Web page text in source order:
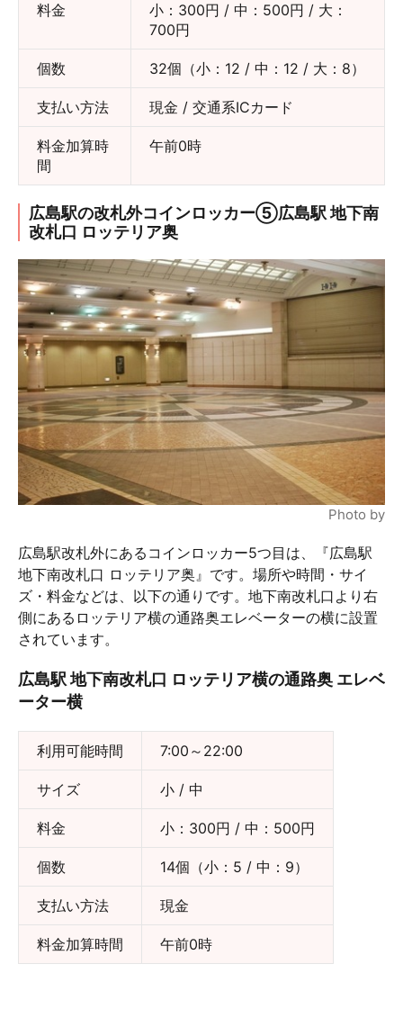
料金
小：300円 / 中：500円 / 大：
700円
個数 32個（小：12 / 中：12 / 大：8）
支払い方法 現金 / 交通系ICカード
料金加算時
間
午前0時
広島駅の改札外コインロッカー⑤広島駅 地下南
改札口 ロッテリア奥
Photo by
広島駅改札外にあるコインロッカー5つ目は、『広島駅
地下南改札口 ロッテリア奥』です。場所や時間・サイ
ズ・料金などは、以下の通りです。地下南改札口より右
側にあるロッテリア横の通路奥エレベーターの横に設置
されています。
広島駅 地下南改札口 ロッテリア横の通路奥 エレベ
ーター横
利用可能時間 7:00～22:00
サイズ 小 / 中
料金 小：300円 / 中：500円
個数 14個（小：5 / 中：9）
支払い方法 現金
料金加算時間 午前0時